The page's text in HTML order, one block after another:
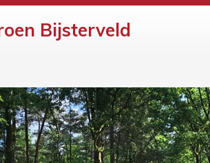
Bijsterveld